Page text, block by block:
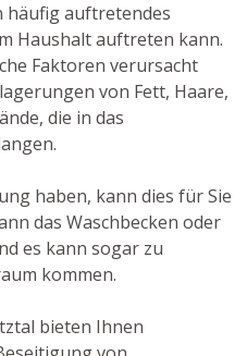
häufig auftretendes
Haushalt auftreten kann.
Faktoren verursacht
von Fett, Haare,
die in das
haben, kann dies für Sie
das Waschbecken oder
es kann sogar zu
kommen.
bieten Ihnen